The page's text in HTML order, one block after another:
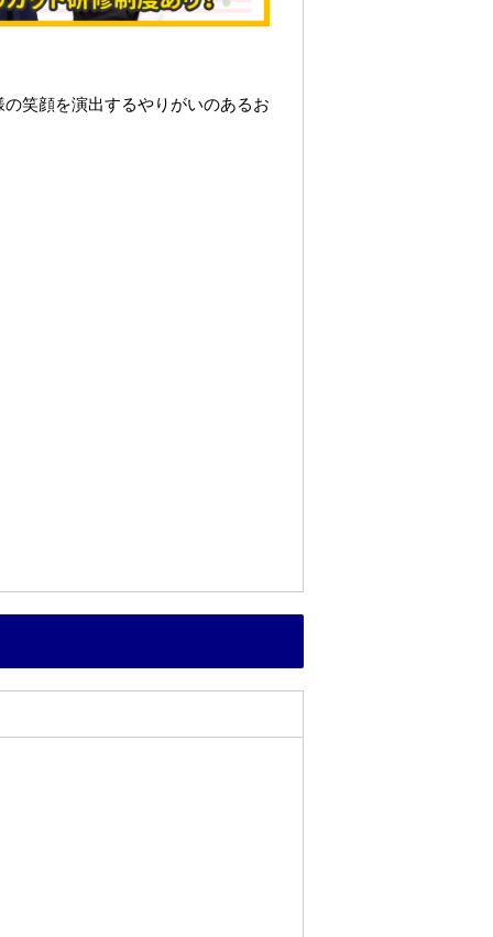
笑顔を演出するやりがいのあるお